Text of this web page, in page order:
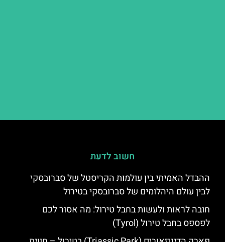
חשוב לדעת
ההבדל האמיתי בין עולמות הקריסטל של סברובסקי
לבין עולם היהלומים של סברובסקי בטירול
חובה לראות ולעשות בחבל טירול: מה אסור לכם
לפספס בחבל טירול (Tyrol)